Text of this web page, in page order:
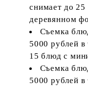
снимает до
деревянном
Съемка
5000 рублей в
15 блюд с
Съемка
5000 рублей